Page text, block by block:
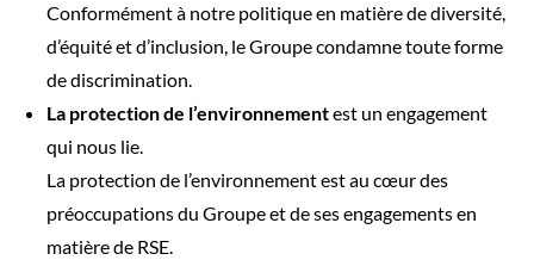
Conformément à notre politique en matière de diversité,
d’équité et d’inclusion, le Groupe condamne toute forme
de discrimination.
La protection de l’environnementest un engagement
qui nous lie.
La protection de l’environnement est au cœur des
préoccupations du Groupe et de ses engagements en
matière de RSE.